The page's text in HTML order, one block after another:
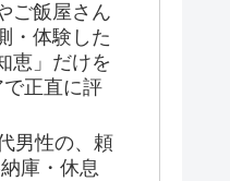
ご飯屋さん
・体験した
恵」だけを
正直に評
男性の、頼
庫・休息